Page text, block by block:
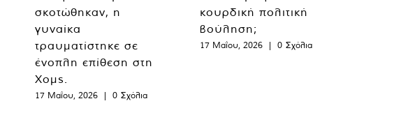
σκοτώθηκαν, η
γυναίκα
τραυματίστηκε σε
ένοπλη επίθεση στη
Χομς.
17 Μαΐου, 2026 | 0 Σχόλια
κουρδική πολιτική
βούληση;
17 Μαΐου, 2026 | 0 Σχόλια